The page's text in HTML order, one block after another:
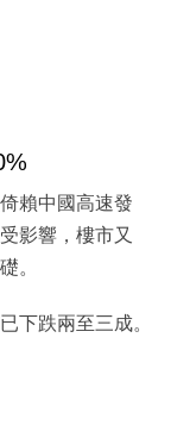
賴中國高速發
影響，樓市又
。
下跌兩至三成。